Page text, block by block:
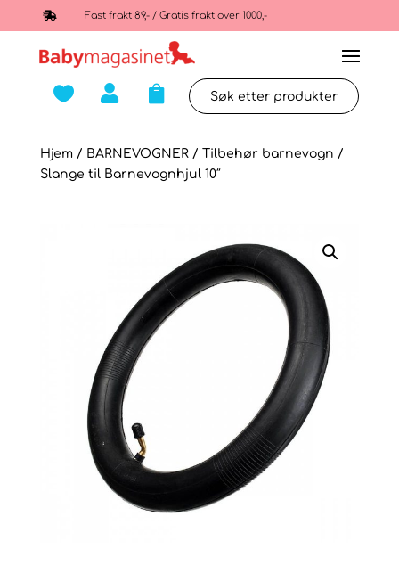
 Fast frakt 89,- / Gratis frakt over 1000,-
  
Hjem/ BARNEVOGNER/ Tilbehør barnevogn /
Slange til Barnevognhjul 10″